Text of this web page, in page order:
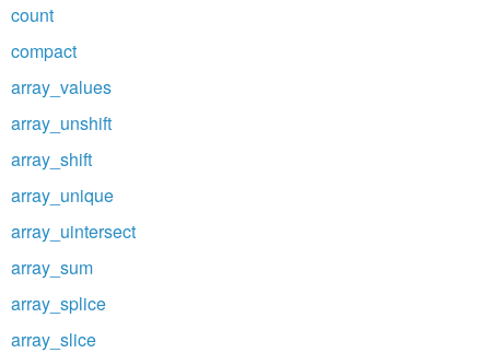
count
compact
array_values
array_unshift
array_shift
array_unique
array_uintersect
array_sum
array_splice
array_slice